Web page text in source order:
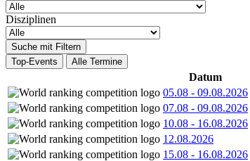
Disziplinen
Suche mit Filtern
Top-Events
Alle Termine
Datum
05.08 - 09.08.2026
07.08 - 09.08.2026
10.08 - 16.08.2026
12.08.2026
15.08 - 16.08.2026